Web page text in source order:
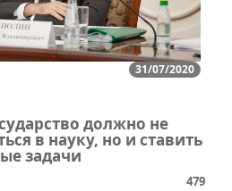
31/07/2020
должно не
в науку, но и ставить
задачи
479